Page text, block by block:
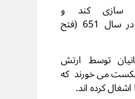
سازی کند و
در سال 651 (فتح
توسط ارتش
می خورند که
کرده اند.